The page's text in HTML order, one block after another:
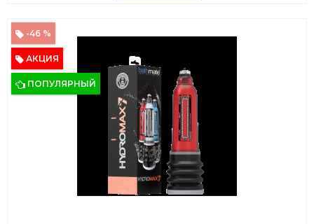
-46 %
АКЦИЯ
ПОПУЛЯРНЫЙ